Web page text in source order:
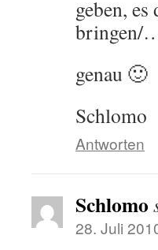
geben,
bringen/
genau 🙂
Schlomo
Antworten
Schlomo
28. Juli